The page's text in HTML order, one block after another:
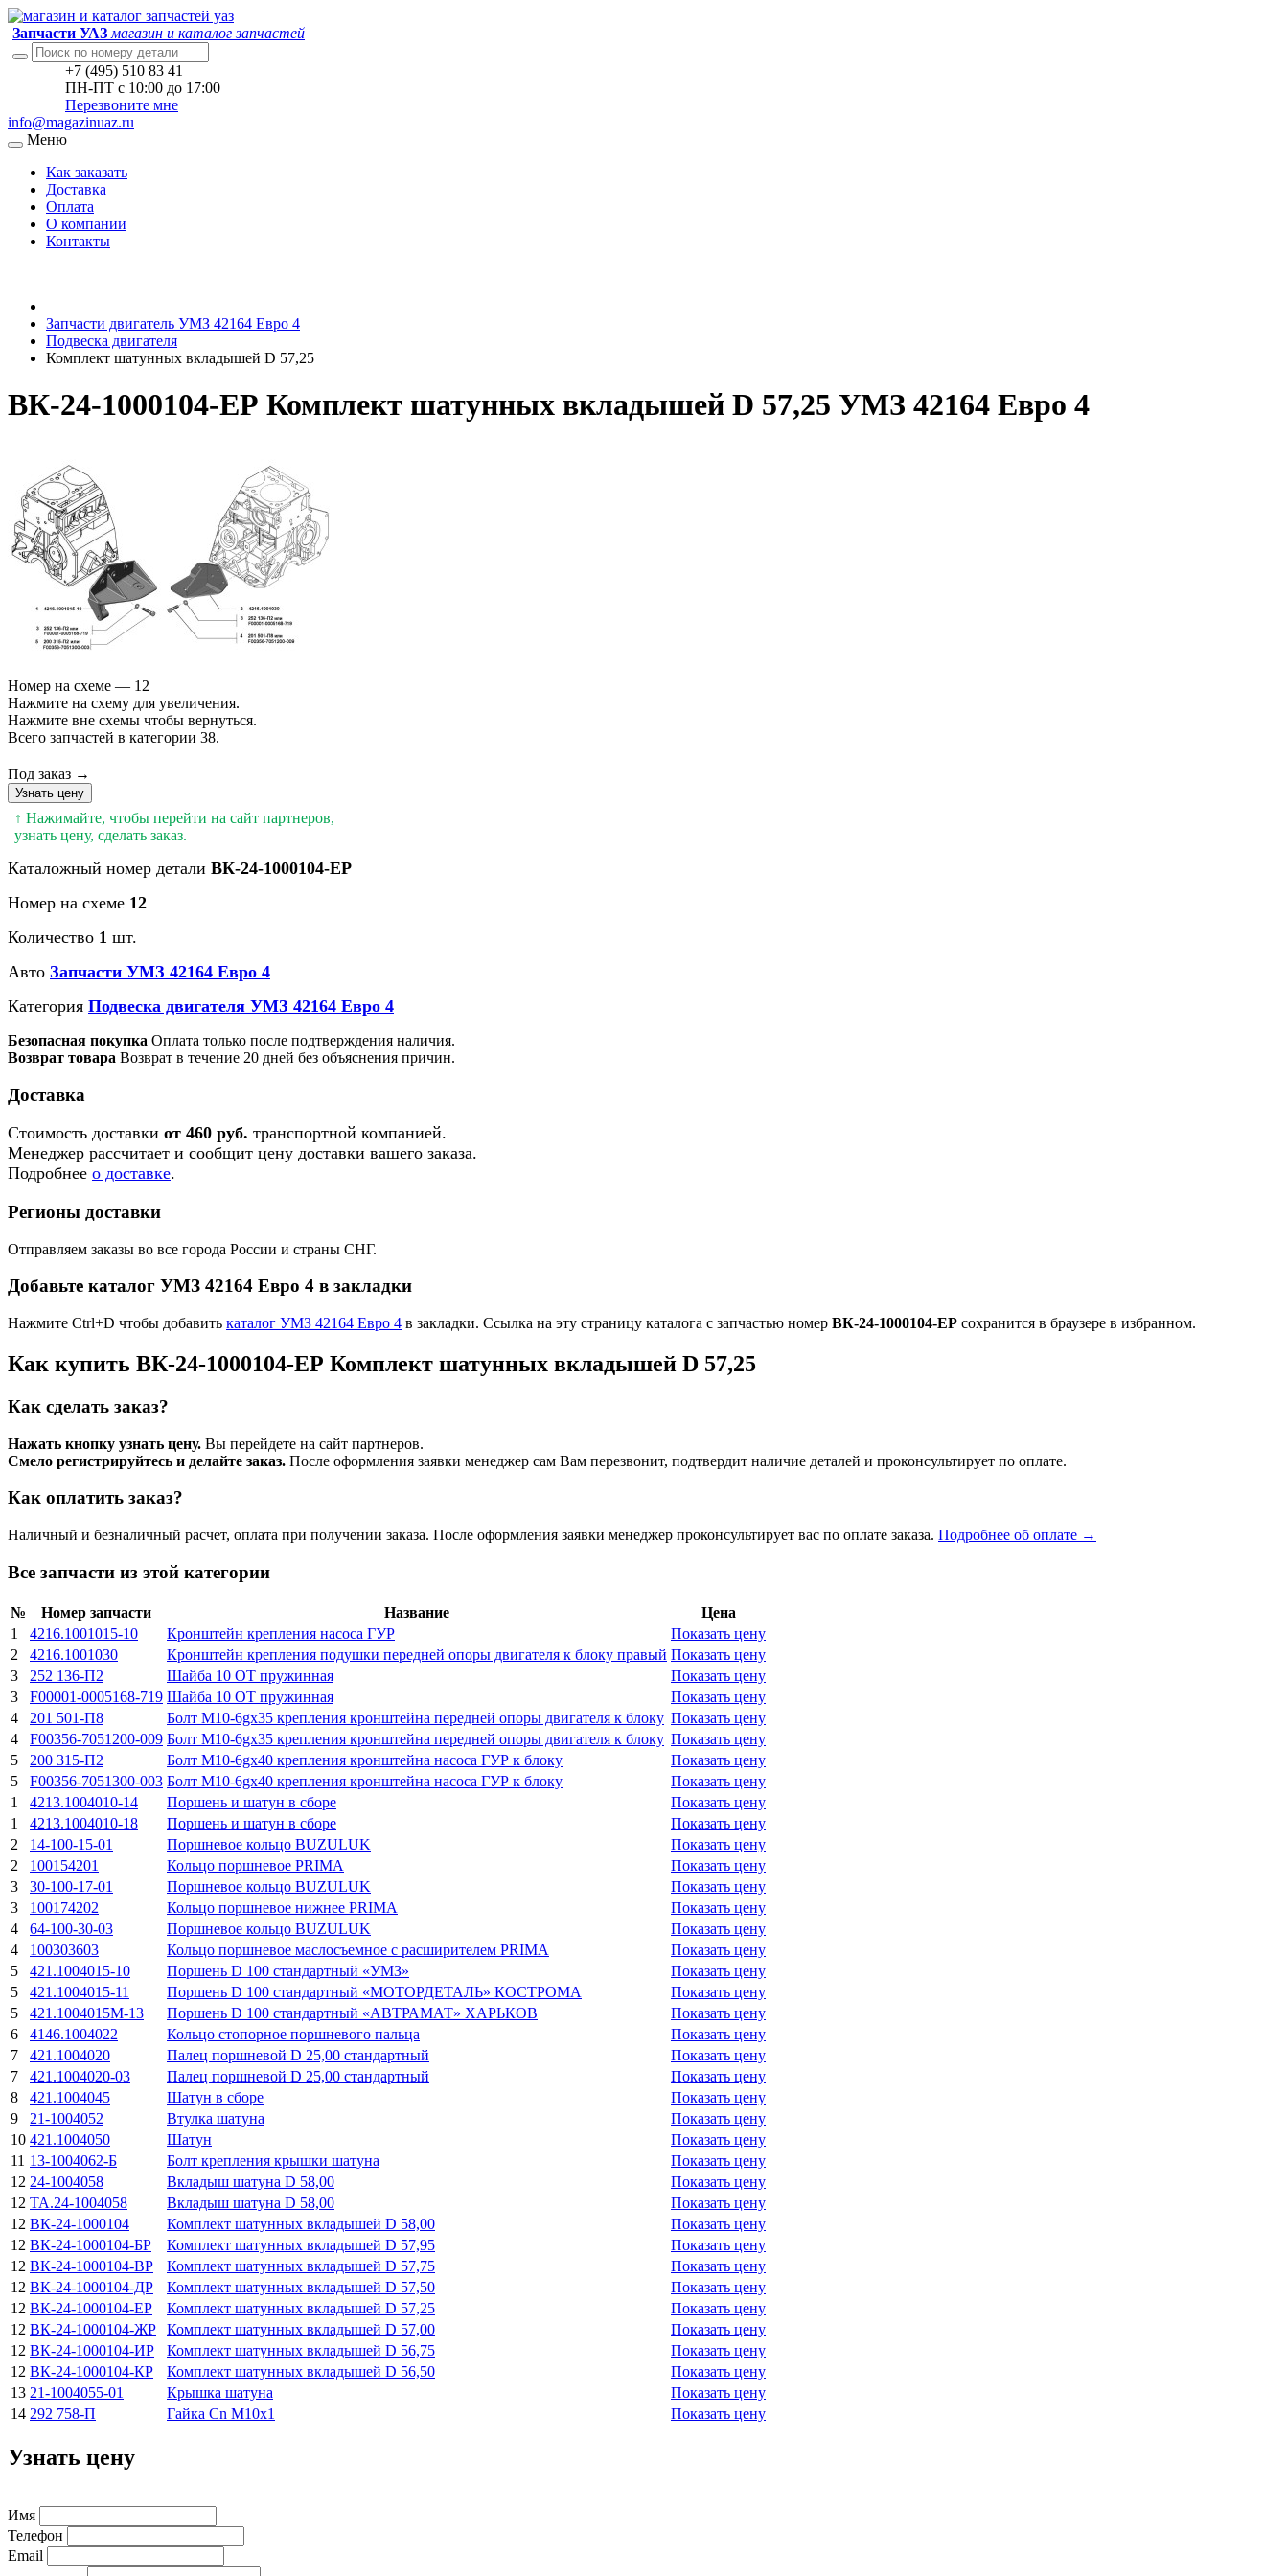
Запчасти УАЗ магазин и каталог запчастей
+7 (495) 510 83 41
ПН-ПТ с 10:00 до 17:00
Перезвоните мне
info@magazinuaz.ru
Меню
Как заказать
Доставка
Оплата
О компании
Контакты
Запчасти двигатель УМЗ 42164 Евро 4
Подвеска двигателя
Комплект шатунных вкладышей D 57,25
ВК-24-1000104-ЕР Комплект шатунных вкладышей D 57,25 УМЗ 42164 Евро 4
Номер на схеме — 12
Нажмите на схему для увеличения.
Нажмите вне схемы чтобы вернуться.
Всего запчастей в категории 38.
Под заказ →
Узнать цену
↑ Нажимайте, чтобы перейти на сайт партнеров,
узнать цену, сделать заказ.
Каталожный номер детали ВК-24-1000104-ЕР
Номер на схеме 12
Количество 1 шт.
Авто Запчасти УМЗ 42164 Евро 4
Категория Подвеска двигателя УМЗ 42164 Евро 4
Безопасная покупка Оплата только после подтверждения наличия.
Возврат товара Возврат в течение 20 дней без объяснения причин.
Доставка
Стоимость доставки от 460 руб. транспортной компанией.
Менеджер рассчитает и сообщит цену доставки вашего заказа.
Подробнее о доставке.
Регионы доставки
Отправляем заказы во все города России и страны СНГ.
Добавьте каталог УМЗ 42164 Евро 4 в закладки
Нажмите Ctrl+D чтобы добавить каталог УМЗ 42164 Евро 4 в закладки. Ссылка на эту страницу каталога с запчастью номер ВК-24-1000104-ЕР сохранится в браузере в избранном.
Как купить ВК-24-1000104-ЕР Комплект шатунных вкладышей D 57,25
Как сделать заказ?
Нажать кнопку узнать цену. Вы перейдете на сайт партнеров.
Смело регистрируйтесь и делайте заказ. После оформления заявки менеджер сам Вам перезвонит, подтвердит наличие деталей и проконсультирует по оплате.
Как оплатить заказ?
Наличный и безналичный расчет, оплата при получении заказа. После оформления заявки менеджер проконсультирует вас по оплате заказа. Подробнее об оплате →
Все запчасти из этой категории
№ Номер запчасти Название
Цена
1
4216.1001015-10 Кронштейн крепления насоса ГУР
Показать цену
2
4216.1001030 Кронштейн крепления подушки передней опоры двигателя к блоку правый Показать цену
3
252 136-П2 Шайба 10 ОТ пружинная
Показать цену
3
F00001-0005168-719 Шайба 10 ОТ пружинная
Показать цену
4
201 501-П8 Болт М10-6gx35 крепления кронштейна передней опоры двигателя к блоку Показать цену
4
F00356-7051200-009 Болт М10-6gx35 крепления кронштейна передней опоры двигателя к блоку Показать цену
5
200 315-П2 Болт М10-6gx40 крепления кронштейна насоса ГУР к блоку
Показать цену
5
F00356-7051300-003 Болт М10-6gx40 крепления кронштейна насоса ГУР к блоку
Показать цену
1
4213.1004010-14 Поршень и шатун в сборе
Показать цену
1
4213.1004010-18 Поршень и шатун в сборе
Показать цену
2
14-100-15-01 Поршневое кольцо BUZULUK
Показать цену
2
100154201 Кольцо поршневое PRIMA
Показать цену
3
30-100-17-01 Поршневое кольцо BUZULUK
Показать цену
3
100174202 Кольцо поршневое нижнее PRIMA
Показать цену
4
64-100-30-03 Поршневое кольцо BUZULUK
Показать цену
4
100303603 Кольцо поршневое маслосъемное с расширителем PRIMA
Показать цену
5
421.1004015-10 Поршень D 100 стандартный «УМЗ»
Показать цену
5
421.1004015-11 Поршень D 100 стандартный «МОТОРДЕТАЛЬ» КОСТРОМА
Показать цену
5
421.1004015М-13 Поршень D 100 стандартный «АВТРАМАТ» ХАРЬКОВ
Показать цену
6
4146.1004022 Кольцо стопоpное поpшневого пальца
Показать цену
7
421.1004020 Палец поршневой D 25,00 стандаpтный
Показать цену
7
421.1004020-03 Палец поршневой D 25,00 стандаpтный
Показать цену
8
421.1004045 Шатун в сбоpе
Показать цену
9
21-1004052 Втулка шатуна
Показать цену
10 421.1004050 Шатун
Показать цену
11 13-1004062-Б Болт кpепления крышки шатуна
Показать цену
12 24-1004058 Вкладыш шатуна D 58,00
Показать цену
12 ТА.24-1004058 Вкладыш шатуна D 58,00
Показать цену
12 ВК-24-1000104 Комплект шатунных вкладышей D 58,00
Показать цену
12 ВК-24-1000104-БР Комплект шатунных вкладышей D 57,95
Показать цену
12 ВК-24-1000104-ВР Комплект шатунных вкладышей D 57,75
Показать цену
12 ВК-24-1000104-ДР Комплект шатунных вкладышей D 57,50
Показать цену
12 ВК-24-1000104-ЕР Комплект шатунных вкладышей D 57,25
Показать цену
12 ВК-24-1000104-ЖР Комплект шатунных вкладышей D 57,00
Показать цену
12 ВК-24-1000104-ИР Комплект шатунных вкладышей D 56,75
Показать цену
12 ВК-24-1000104-КР Комплект шатунных вкладышей D 56,50
Показать цену
13 21-1004055-01 Крышка шатуна
Показать цену
14 292 758-П Гайка Cn М10х1 Показать цену
Узнать цену
Имя
Телефон
Email